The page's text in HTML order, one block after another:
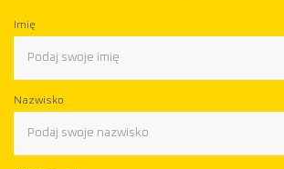
Imię
Nazwisko